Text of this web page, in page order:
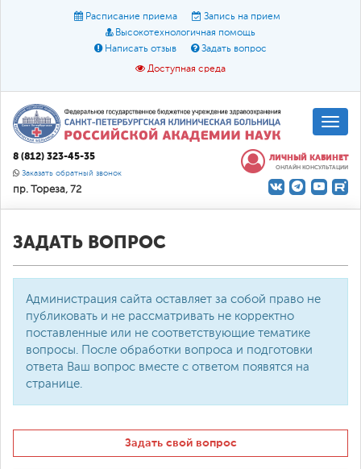
Расписание приема
Запись на прием
Высокотехнологичная помощь
Написать отзыв
Задать вопрос
Доступная среда
Размер шрифта: A A A
Цвет:
О доступной среде
8 (812) 323-45-35
Заказать обратный звонок
пр. Тореза, 72
ЛИЧНЫЙ КАБИНЕТ
ОНЛАЙН КОНСУЛЬТАЦИИ
ЗАДАТЬ ВОПРОС
Администрация сайта оставляет за собой право не
публиковать и не рассматривать не корректно
поставленные или не соответствующие тематике
вопросы. После обработки вопроса и подготовки
ответа Ваш вопрос вместе с ответом появятся на
странице.
Задать свой вопрос